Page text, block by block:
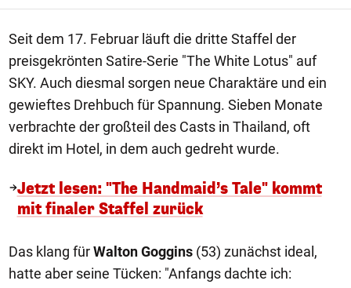
Seit dem 17. Februar läuft die dritte Staffel der
preisgekrönten Satire-Serie "The White Lotus" auf
SKY. Auch diesmal sorgen neue Charaktäre und ein
gewieftes Drehbuch für Spannung. Sieben Monate
verbrachte der großteil des Casts in Thailand, oft
direkt im Hotel, in dem auch gedreht wurde.
Jetzt lesen: "The Handmaid’s Tale" kommt
mit finaler Staffel zurück
Das klang fürWalton Goggins (53) zunächst ideal,
hatte aber seine Tücken: "Anfangs dachte ich: